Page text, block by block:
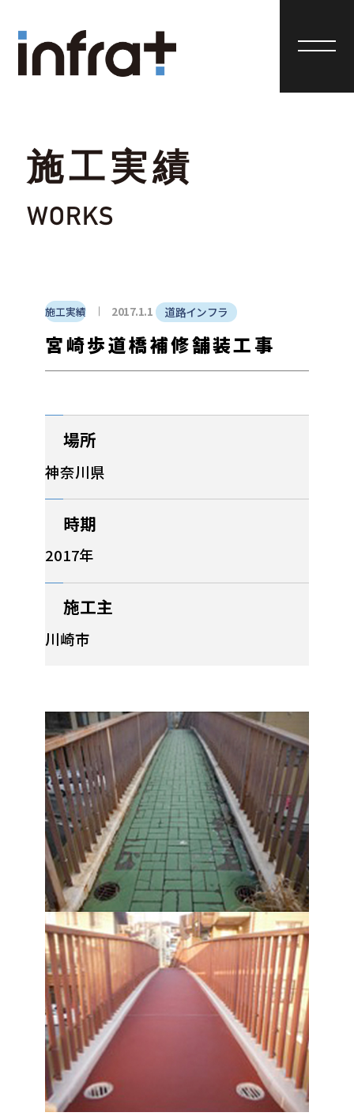
施工実績
WORKS
施工実績 2017.1.1 道路インフラ
宮崎歩道橋補修舗装工事
場所
神奈川県
時期
2017年
施工主
川崎市